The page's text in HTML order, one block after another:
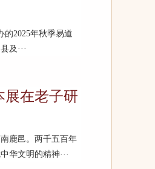
的2025年秋季易道
及···
展在老子研
鹿邑。两千五百年
华文明的精神···